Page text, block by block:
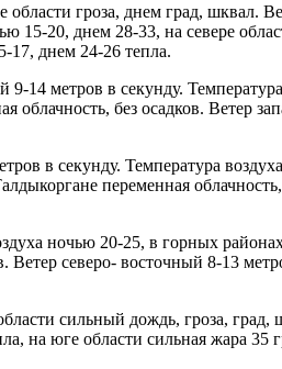
гроза, днем град, шквал.
15-20, днем 28-33, на севере
17, днем 24-26 тепла.
14 метров в секунду.
без осадков. Ветер
в секунду. Температура
переменная
ночью 20-25, в горных
северо- восточный 8-13
сильный дождь, гроза,
на юге области сильная жара 35